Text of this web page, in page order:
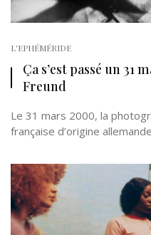
L'EPHÉMÉRIDE
Ça s’est passé un 31
Freund
Le 31 mars 2000, la
française d’origine